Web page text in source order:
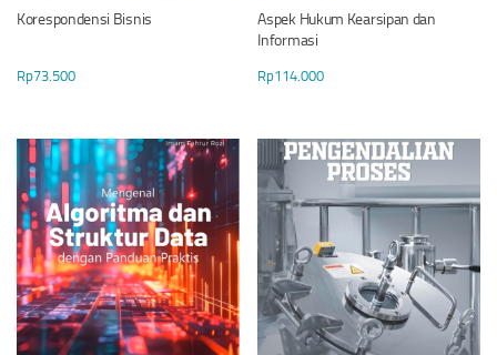
Korespondensi Bisnis
Rp73.500
Aspek Hukum Kearsipan dan
Informasi
Rp114.000